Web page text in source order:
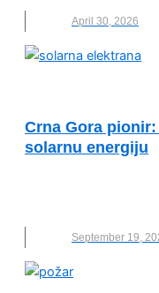
April 30, 2026
Crna Gora
solarnu energiju
September 19,